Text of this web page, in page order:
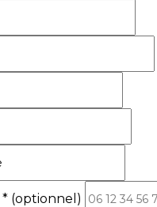
* (optionnel)